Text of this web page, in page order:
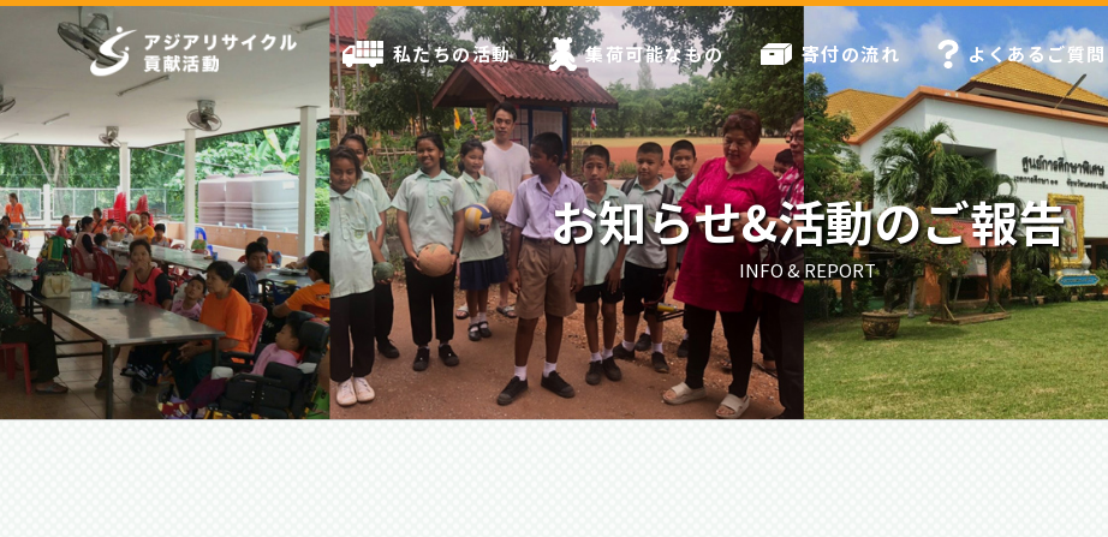
私たちの活動 集荷可能なもの 寄付の流れ よくあるご質問
お知らせ&活動のご報告
INFO & REPORT